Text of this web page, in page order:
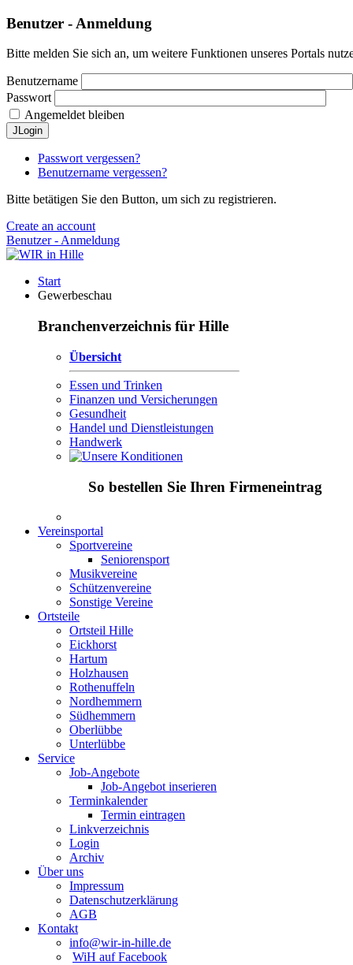
Benutzer - Anmeldung
Bitte melden Sie sich an, um weitere Funktionen unseres Portals
Benutzername
Passwort
Angemeldet bleiben
JLogin
Passwort vergessen?
Benutzername vergessen?
Bitte betätigen Sie den Button, um sich zu registrieren.
Create an account
Benutzer - Anmeldung
Start
Gewerbeschau
Branchenverzeichnis für Hille
Übersicht
Essen und Trinken
Finanzen und Versicherungen
Gesundheit
Handel und Dienstleistungen
Handwerk
So bestellen Sie Ihren Firmeneintrag
Vereinsportal
Sportvereine
Seniorensport
Musikvereine
Schützenvereine
Sonstige Vereine
Ortsteile
Ortsteil Hille
Eickhorst
Hartum
Holzhausen
Rothenuffeln
Nordhemmern
Südhemmern
Oberlübbe
Unterlübbe
Service
Job-Angebote
Job-Angebot inserieren
Terminkalender
Termin eintragen
Linkverzeichnis
Login
Archiv
Über uns
Impressum
Datenschutzerklärung
AGB
Kontakt
info@wir-in-hille.de
WiH auf Facebook